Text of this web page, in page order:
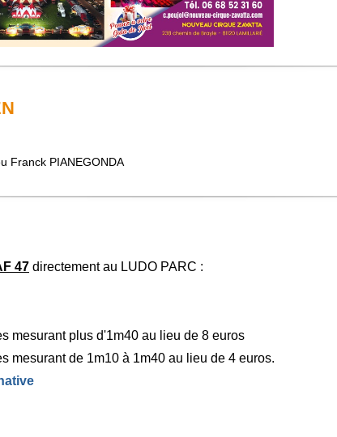
Franck PIANEGONDA
47 directement au LUDO PARC :
mesurant plus d'1m40 au lieu de 8 euros
mesurant de 1m10 à 1m40 au lieu de 4 euros.